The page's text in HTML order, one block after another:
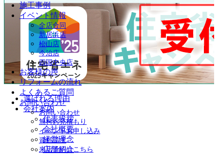
施工事例
イベント情報
全店合同
新居浜店
松山店
今治店
四国中央店
お客様の声
リフォームの流れ
よくあるご質問
お問い合わせ
お問い合わせ
無料お見積もり
イベントお申し込み
資料請求
来店予約はこちら
選ばれる理由
会社案内
代表挨拶
会社概要
経営理念
店舗紹介